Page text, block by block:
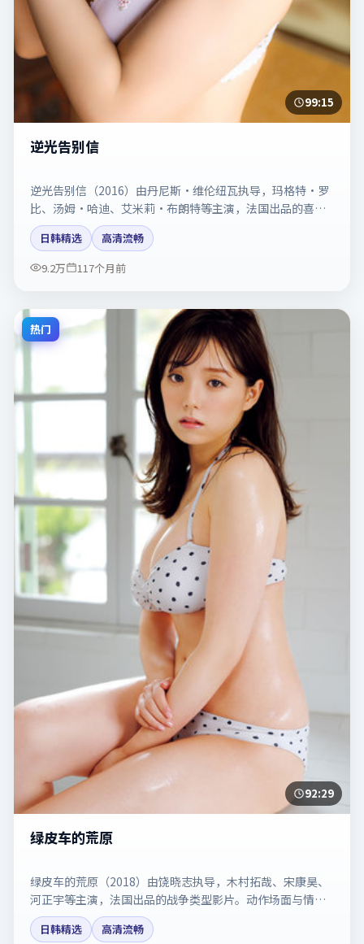
99:15
逆光告别信
逆光告别信（2016）由丹尼斯·维伦纽瓦执导，玛格特·罗
比、汤姆·哈迪、艾米莉·布朗特等主演，法国出品的喜剧
类型影片。动作场面与情感戏比例拿捏得当。剧情简介与主
创信息可供检索参考，上映日期以片方资料为准。
日韩精选
高清流畅
9.2万
117个月前
热门
92:29
绿皮车的荒原
绿皮车的荒原（2018）由饶晓志执导，木村拓哉、宋康昊、
河正宇等主演，法国出品的战争类型影片。动作场面与情感
戏比例拿捏得当。剧情简介与主创信息可供检索参考，上映
日期以片方资料为准。
日韩精选
高清流畅